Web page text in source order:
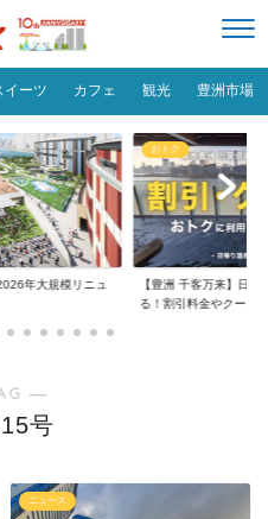
イーツ カフェ 観光 豊洲市場
年大規模リニュ
おトク
【豊洲 千客万来】日帰
る！割引料金やクーポ...
―
号
ニュース